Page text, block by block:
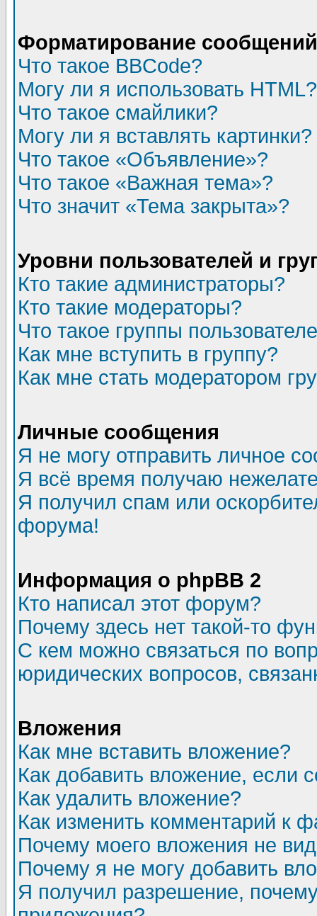
Форматирование
Что такое BBCode?
Могу ли я использовать HTML?
Что такое смайлики?
Могу ли я вставлять картинки?
Что такое «Объявление»?
Что такое «Важная тема»?
Что значит «Тема закрыта»?
Уровни пользователей и
Кто такие администраторы?
Кто такие модераторы?
Что такое группы
Как мне вступить в группу?
Как мне стать модератором
Личные сообщения
Я не могу отправить личное
Я всё время получаю
Я получил спам или
форума!
Информация о phpBB 2
Кто написал этот форум?
Почему здесь нет такой-то
С кем можно связаться по
юридических вопросов,
Вложения
Как мне вставить вложение?
Как добавить вложение, если
Как удалить вложение?
Как изменить комментарий к
Почему моего вложения не
Почему я не могу добавить
Я получил разрешение,